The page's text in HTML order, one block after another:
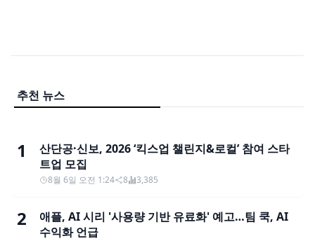
추천 뉴스
1
산단공·신보, 2026 ‘킥스업 챌린지&로컬’ 참여 스타
트업 모집
8월 6일 오전 1:24 8 3,385
2
애플, AI 시리 '사용량 기반 유료화' 예고…팀 쿡, AI
수익화 언급